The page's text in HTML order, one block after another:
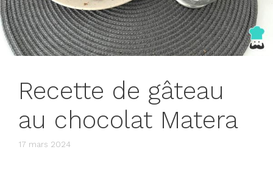
Recette de gâteau
au chocolat Matera
17 mars 2024